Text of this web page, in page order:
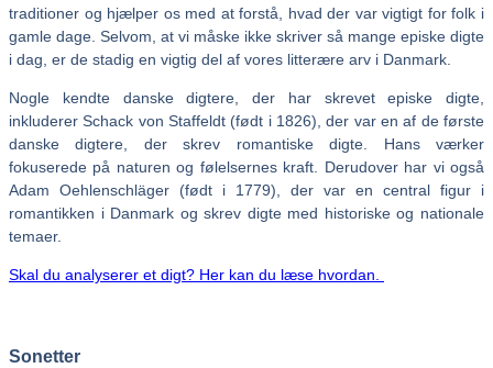
traditioner og hjælper os med at forstå, hvad der var vigtigt for folk i
gamle dage. Selvom, at vi måske ikke skriver så mange episke digte
i dag, er de stadig en vigtig del af vores litterære arv i Danmark.
Nogle kendte danske digtere, der har skrevet episke digte,
inkluderer Schack von Staffeldt (født i 1826), der var en af de første
danske digtere, der skrev romantiske digte. Hans værker
fokuserede på naturen og følelsernes kraft. Derudover har vi også
Adam Oehlenschläger (født i 1779), der var en central figur i
romantikken i Danmark og skrev digte med historiske og nationale
temaer.
Skal du analyserer et digt? Her kan du læse hvordan.
Sonetter